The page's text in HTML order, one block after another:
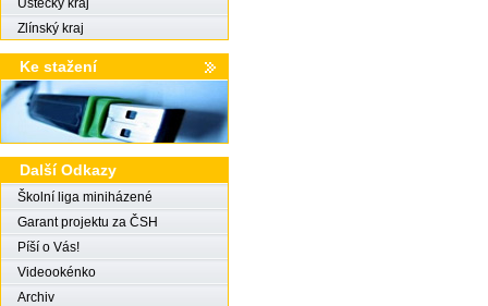
Ústecký kraj
Zlínský kraj
Ke stažení
Další Odkazy
Školní liga miniházené
Garant projektu za ČSH
Píší o Vás!
Videookénko
Archiv